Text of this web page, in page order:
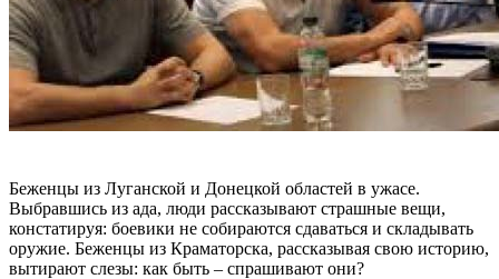
Беженцы из Луганской и Донецкой областей в ужасе.
Выбравшись из ада, люди рассказывают страшные вещи,
констатируя: боевики не собираются сдаваться и складывать
оружие. Беженцы из Краматорска, рассказывая свою историю,
вытирают слезы: как быть – спрашивают они?